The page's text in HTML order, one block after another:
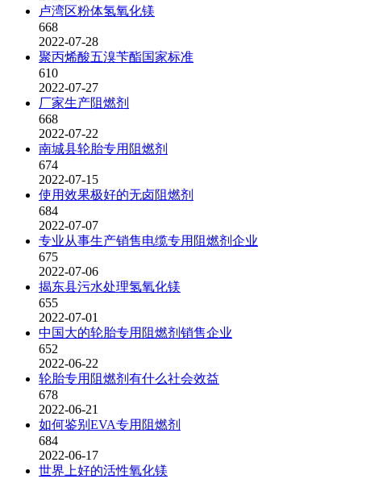
卢湾区粉体氢氧化镁
668
2022-07-28
聚丙烯酸五溴苄酯国家标准
610
2022-07-27
厂家生产阻燃剂
668
2022-07-22
南城县轮胎专用阻燃剂
674
2022-07-15
使用效果极好的无卤阻燃剂
684
2022-07-07
专业从事生产销售电缆专用阻燃剂企业
675
2022-07-06
揭东县污水处理氢氧化镁
655
2022-07-01
中国大的轮胎专用阻燃剂销售企业
652
2022-06-22
轮胎专用阻燃剂有什么社会效益
678
2022-06-21
如何鉴别EVA专用阻燃剂
684
2022-06-17
世界上好的活性氧化镁